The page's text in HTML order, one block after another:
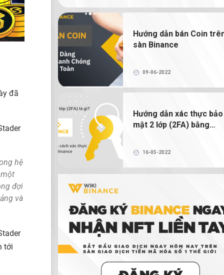
đã
hệ
đợi
và
tới
NFT là gì? Hướng dẫn mua bán và
NFT trên Binance
Ví tiền điện tử là gì? Có thực sự cần
tiền điện tử để giao dịch tiền điện tử không?
Hướng dẫn bán Coin
sàn Binance
09-06-2022
Hướng dẫn xác thực bảo
mật 2 lớp (2FA) bằng
16-05-2022